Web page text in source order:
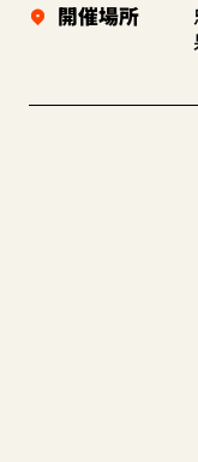
開催場所